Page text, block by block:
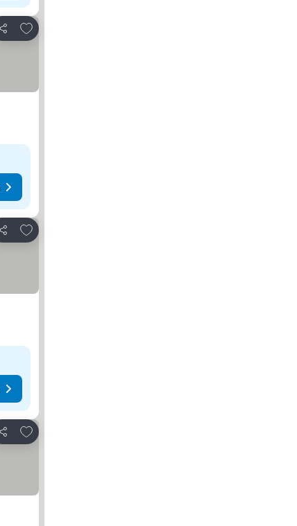
Teilen
Zu Favoriten hinzufügen
Teilen
Zu Favoriten hinzufügen
Teilen
Zu Favoriten hinzufügen